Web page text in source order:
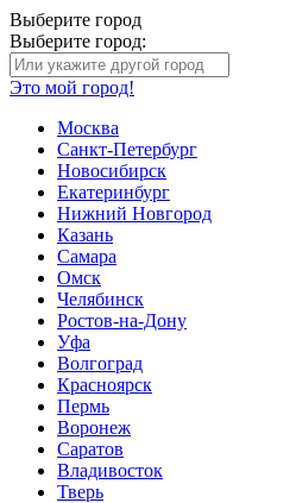
Выберите город
Выберите город:
Это мой город!
Москва
Санкт-Петербург
Новосибирск
Екатеринбург
Нижний Новгород
Казань
Самара
Омск
Челябинск
Ростов-на-Дону
Уфа
Волгоград
Красноярск
Пермь
Воронеж
Саратов
Владивосток
Тверь